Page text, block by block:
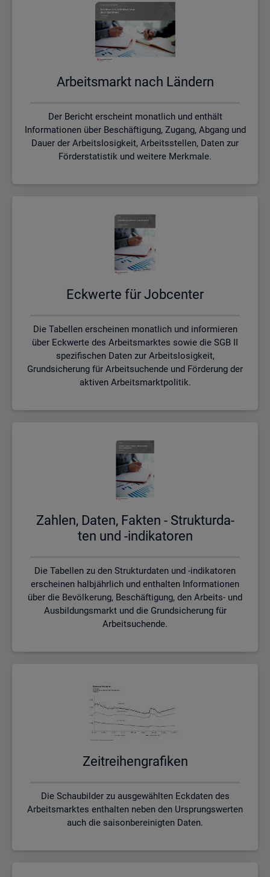
Ar­beits­markt nach Län­dern
Der Bericht erscheint monatlich und enthält
Informationen über Beschäftigung, Zugang, Abgang und
Dauer der Arbeitslosigkeit, Arbeitsstellen, Daten zur
Förderstatistik und weitere Merkmale.
Eck­wer­te für Job­cen­ter
Die Tabellen erscheinen monatlich und informieren
über Eckwerte des Arbeitsmarktes sowie die SGB II
spezifischen Daten zur Arbeitslosigkeit,
Grundsicherung für Arbeitsuchende und Förderung der
aktiven Arbeitsmarktpolitik.
Zah­len, Daten, Fak­ten - Struk­tur­da­
ten und -in­di­ka­to­ren
Die Tabellen zu den Strukturdaten und -indikatoren
erscheinen halbjährlich und enthalten Informationen
über die Bevölkerung, Beschäftigung, den Arbeits- und
Ausbildungsmarkt und die Grundsicherung für
Arbeitsuchende.
Zeit­rei­hen­gra­fi­ken
Die Schaubilder zu ausgewählten Eckdaten des
Arbeitsmarktes enthalten neben den Ursprungswerten
auch die saisonbereinigten Daten.